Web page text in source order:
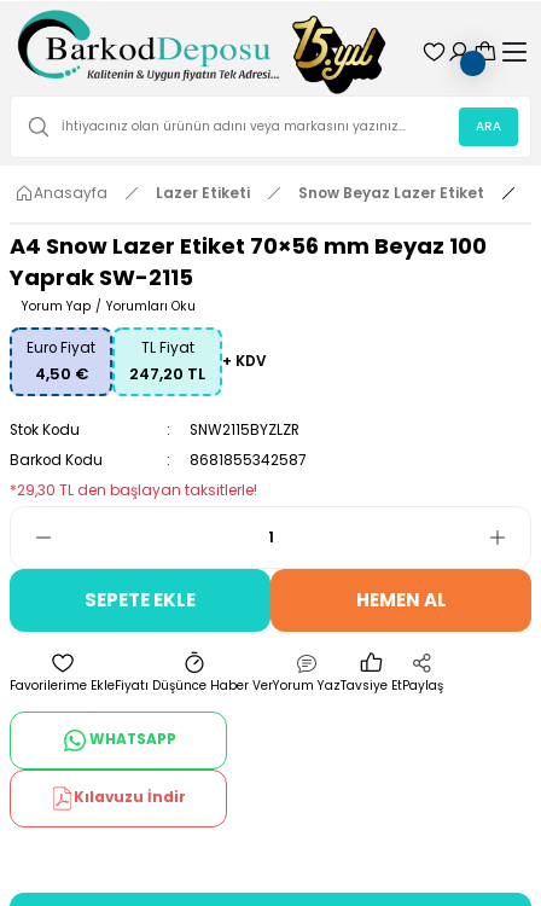
ARA
Anasayfa Lazer Etiketi Snow Beyaz Lazer Etiket
A4 Snow Lazer Etiket 70×56 mm Beyaz 100
Yaprak SW-2115
Yorum Yap / Yorumları Oku
Euro Fiyat
4,50 €
TL Fiyat
247,20 TL
+ KDV
Stok Kodu
SNW2115BYZLZR
Barkod Kodu
8681855342587
*29,30 TL den başlayan taksitlerle!
SEPETE EKLE HEMEN AL
Fiyatı Düşünce Haber VerYorum YazTavsiye EtPaylaş
WHATSAPP
Kılavuzu İndir